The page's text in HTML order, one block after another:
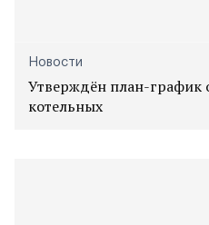
Новости
Утверждён план-график
котельных